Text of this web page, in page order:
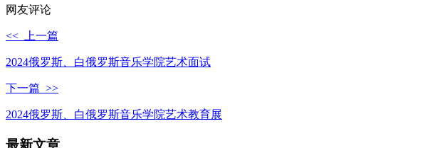
网友评论
<< 上一篇
2024俄罗斯、白俄罗斯音乐学院艺术面试
下一篇 >>
2024俄罗斯、白俄罗斯音乐学院艺术教育展
最新文章